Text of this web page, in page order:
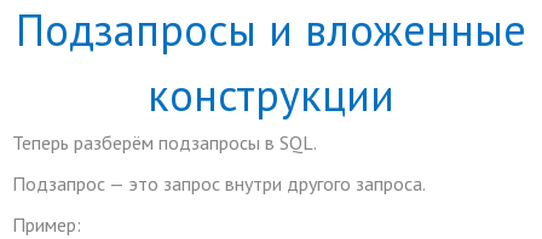
Подзапросы и вложенные
конструкции
Теперь разберём подзапросы в SQL.
Подзапрос — это запрос внутри другого запроса.
Пример: